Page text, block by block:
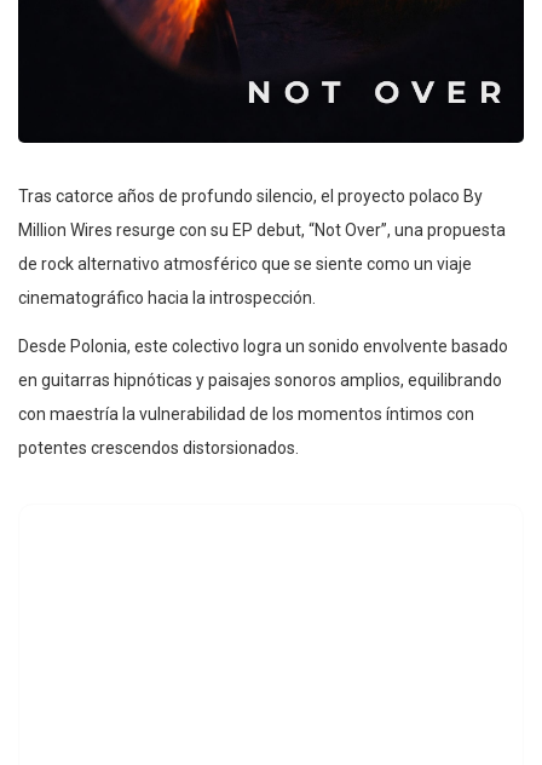
Tras catorce años de profundo silencio, el proyecto polaco By
Million Wires resurge con su EP debut, “Not Over”, una propuesta
de rock alternativo atmosférico que se siente como un viaje
cinematográfico hacia la introspección.
Desde Polonia, este colectivo logra un sonido envolvente basado
en guitarras hipnóticas y paisajes sonoros amplios, equilibrando
con maestría la vulnerabilidad de los momentos íntimos con
potentes crescendos distorsionados.